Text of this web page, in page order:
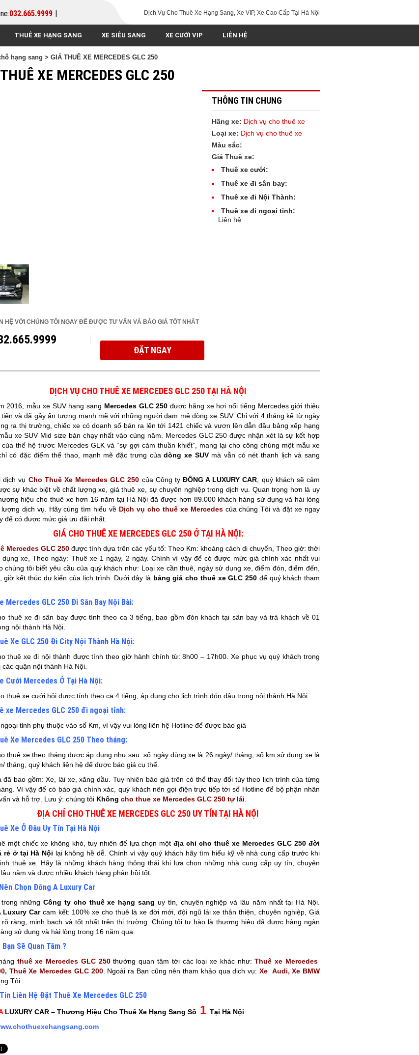
032.665.9999 | Dịch Vụ Cho Thuê Xe Hạng Sang, Xe VIP, Xe Cao Cấp Tại Hà Nội
THUÊ XE HẠNG SANG XE SIÊU SANG XE CƯỚI VIP LIÊN HỆ
hạng sang > GIÁ THUÊ XE MERCEDES GLC 250
XE MERCEDES GLC 250
THÔNG TIN CHUNG
Hãng xe: Dịch vụ cho thuê xe
Loại xe: Dịch vụ cho thuê xe
Màu sắc:
Giá Thuê xe:
Thuê xe cưới:
Thuê xe đi sân bay:
Thuê xe đi Nội Thành:
Thuê xe đi ngoại tỉnh:
Liên hệ
HỆ VỚI CHÚNG TÔI NGAY ĐỂ ĐƯỢC TƯ VẤN VÀ BÁO GIÁ TỐT NHẤT
ĐẶT NGAY
DỊCH VỤCHO THUÊ XE MERCEDES GLC 250 TẠI HÀ NỘI
2016, mẫu xe SUV hạng sang Mercedes GLC 250 được hãng xe hơi nổi tiếng Mercedes giới thiệu
tiên và đã gây ấn tượng mạnh mẽ với những người đam mê dòng xe SUV. Chỉ với 4 tháng kể từ ngày
ra thị trường, chiếc xe có doanh số bán ra lên tới 1421 chiếc và vươn lên dẫn đầu bảng xếp hạng
xe SUV Mid size bán chạy nhất vào cùng năm. Mercedes GLC 250 được nhận xét là sự kết hợp
của thế hệ trước Mercedes GLK và “sự gợi cảm thuần khiết”, mang lại cho công chúng một mẫu xe
có đặc điểm thể thao, mạnh mẽ đặc trưng củadòng xe SUVmà vẫn có nét thanh lịch và sang
dịch vụ Cho Thuê Xe Mercedes GLC 250 của Công ty ĐÔNG A LUXURY CAR , quý khách sẽ cảm
sự khác biệt về chất lượng xe, giá thuê xe, sự chuyên nghiệp trong dịch vụ. Quan trọng hơn là uy
hiệu cho thuê xe hơn 16 năm tại Hà Nội đã được hơn 89.000 khách hàng sử dụng và hài lòng
dịch vụ. Hãy cùng tìm hiểu về Dịch vụ cho thuê xe Mercedescủa chúng Tôi và đặt xe ngay
để có được mức giá ưu đãi nhất.
GIÁ CHO THUÊ XE MERCEDES GLC 250 Ở TẠI HÀ NỘI:
Mercedes GLC 250 được tính dựa trên các yếu tố: Theo Km: khoảng cách di chuyển, Theo giờ: thời
dụng xe, Theo ngày: Thuê xe 1 ngày, 2 ngày. Chính vì vậy để có được mức giá chính xác nhất vui
chúng tôi biết yêu cầu của quý khách như: Loại xe cần thuê, ngày sử dụng xe, điểm đón, điểm đến,
giờ kết thúc dự kiến của lịch trình. Dưới đây là bảng giá cho thuê xe GLC 250 để quý khách tham
Mercedes GLC 250 Đi Sân Bay Nội Bài:
thuê xe đi sân bay được tính theo ca 3 tiếng, bao gồm đón khách tại sân bay và trả khách về 01
nội thành Hà Nội.
Xe GLC 250 Đi City Nội Thành Hà Nội:
thuê xe đi nội thành được tính theo giờ hành chính từ: 8h00 – 17h00. Xe phục vụ quý khách trong
các quận nội thành Hà Nội.
Cưới Mercedes Ở Tại Hà Nội:
thuê xe cưới hỏi được tính theo ca 4 tiếng, áp dụng cho lịch trình đón dâu trong nội thành Hà Nội
xe Mercedes GLC 250 đi ngoại tỉnh:
tỉnh phụ thuộc vào số Km, vì vậy vui lòng liên hệ Hotline để được báo giá
Xe Mercedes GLC 250 Theo tháng:
thuê xe theo tháng được áp dụng như sau: số ngày dùng xe là 26 ngày/ tháng, số km sử dụng xe là
tháng, quý khách liên hệ để được báo giá cụ thể.
đã bao gồm: Xe, lái xe, xăng dầu. Tuy nhiên báo giá trên có thể thay đổi tùy theo lịch trình của từng
Vì vậy để có báo giá chính xác, quý khách nên gọi điện trực tiếp tới số Hotline để bộ phận nhân
và hỗ trợ. Lưu ý: chúng tôi Không cho thue xe Mercedes GLC 250 tự lái
ĐỊA CHỈ CHO THUÊ XE MERCEDES GLC 250 UY TÍN TẠI HÀ NỘI
Xe Ở Đâu Uy Tín Tại Hà Nội
một chiếc xe không khó, tuy nhiên để lựa chọn mộtđịa chỉ cho thuê xe Mercedes GLC 250 đời
rẻ ở tại Hà Nội lại không hề dễ. Chính vì vậy quý khách hãy tìm hiểu kỹ về nhà cung cấp trước khi
thuê xe. Hãy là những khách hàng thông thái khi lựa chọn những nhà cung cấp uy tín, chuyên
năm và được nhiều khách hàng phản hồi tốt.
Chọn Đông A Luxury Car
trong nhữngCông ty cho thuê xe hạng sang uy tín, chuyên nghiệp và lâu năm nhất tại Hà Nội.
Luxury Carcam kết: 100% xe cho thuê là xe đời mới, đội ngũ lái xe thân thiện, chuyên nghiệp, Giá
rõ ràng, minh bạch và tốt nhất trên thị trường. Chúng tôi tự hào là thương hiệu đã được hàng ngàn
sử dụng và hài lòng trong 16 năm qua.
Sẽ Quan Tâm ?
thuê xe Mercedes GLC 250thường quan tâm tới các loại xe khác như:Thuê xe Mercedes
, Thuê Xe Mercedes GLC 200. Ngoài ra Bạn cũng nên tham khảo qua dịch vụ: Xe Audi,Xe BMW
Tôi.
Liên Hệ Đặt Thuê Xe Mercedes GLC 250
LUXURY CAR – Thương Hiệu Cho Thuê Xe Hạng Sang Số 1 Tại Hà Nội